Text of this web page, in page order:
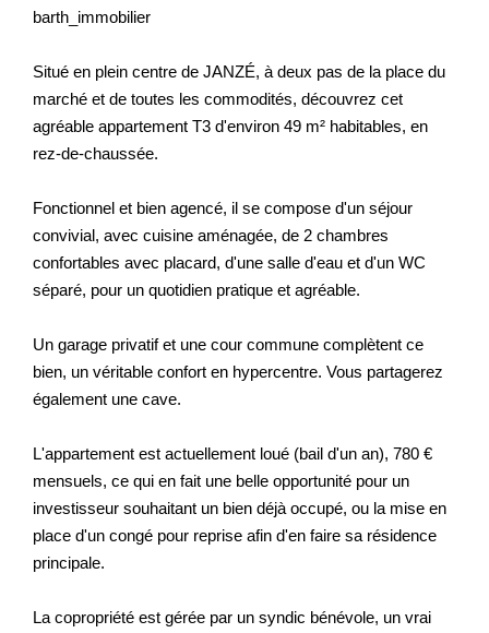
barth_immobilier
Situé en plein centre de JANZÉ, à deux pas de la place du
marché et de toutes les commodités, découvrez cet
agréable appartement T3 d'environ 49 m² habitables, en
rez-de-chaussée.
Fonctionnel et bien agencé, il se compose d'un séjour
convivial, avec cuisine aménagée, de 2 chambres
confortables avec placard, d'une salle d'eau et d'un WC
séparé, pour un quotidien pratique et agréable.
Un garage privatif et une cour commune complètent ce
bien, un véritable confort en hypercentre. Vous partagerez
également une cave.
L'appartement est actuellement loué (bail d'un an), 780 €
mensuels, ce qui en fait une belle opportunité pour un
investisseur souhaitant un bien déjà occupé, ou la mise en
place d'un congé pour reprise afin d'en faire sa résidence
principale.
La copropriété est gérée par un syndic bénévole, un vrai